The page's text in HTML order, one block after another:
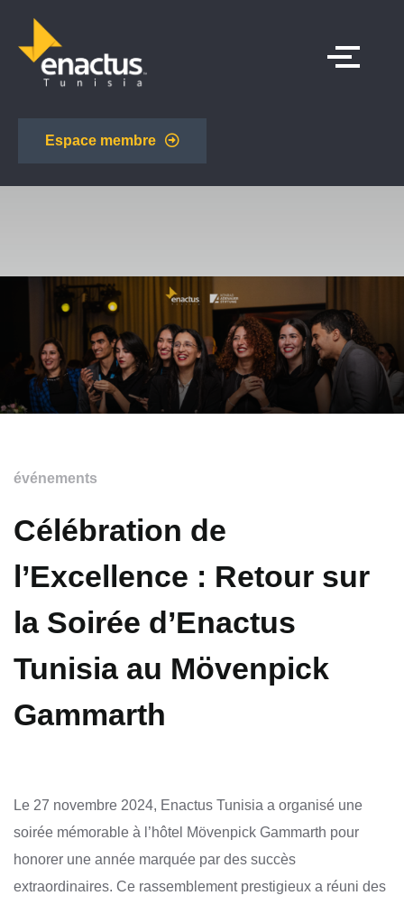
Espace membre
événements
Célébration de
l’Excellence : Retour sur
la Soirée d’Enactus
Tunisia au Mövenpick
Gammarth
Le 27 novembre 2024, Enactus Tunisia a organisé une
soirée mémorable à l’hôtel Mövenpick Gammarth pour
honorer une année marquée par des succès
extraordinaires. Ce rassemblement prestigieux a réuni des